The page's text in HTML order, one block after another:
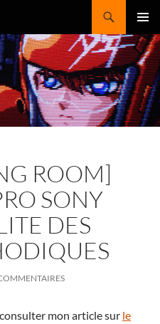
MENU
ROOM]
SONY
DES
mon article sur le